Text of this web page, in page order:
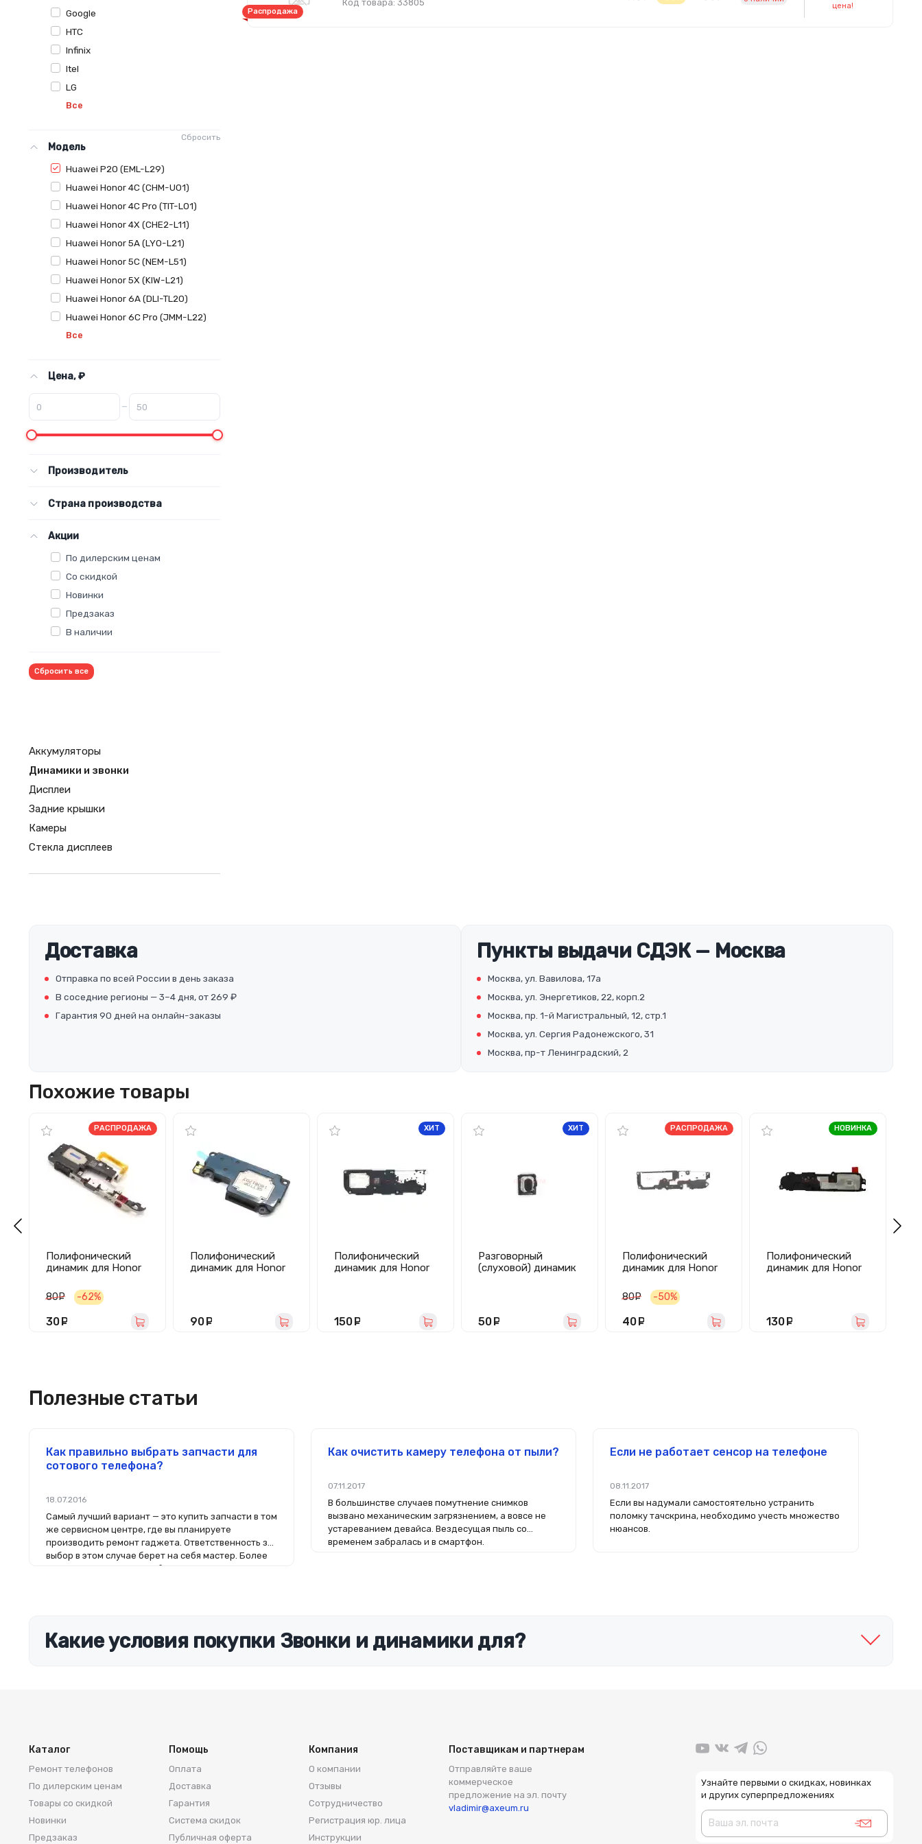
Google
HTC
Infinix
Itel
LG
Все
Сбросить
Модель
Huawei P20 (EML-L29)
Huawei Honor 4C (CHM-U01)
Huawei Honor 4C Pro (TIT-L01)
Huawei Honor 4X (CHE2-L11)
Huawei Honor 5A (LYO-L21)
Huawei Honor 5C (NEM-L51)
Huawei Honor 5X (KIW-L21)
Huawei Honor 6A (DLI-TL20)
Huawei Honor 6C Pro (JMM-L22)
Все
Цена, ₽
–
Производитель
Страна производства
Акции
По дилерским ценам
Со скидкой
Новинки
Предзаказ
В наличии
Сбросить все
Аккумуляторы
Динамики и звонки
Дисплеи
Задние крышки
Камеры
Стекла дисплеев
Код товара: 33805
Распродажа
цена!
Доставка
Отправка по всей России в день заказа
В соседние регионы — 3–4 дня, от 269 ₽
Гарантия 90 дней на онлайн-заказы
Пункты выдачи СДЭК — Москва
Москва, ул. Вавилова, 17а
Москва, ул. Энергетиков, 22, корп.2
Москва, пр. 1-й Магистральный, 12, стр.1
Москва, ул. Сергия Радонежского, 31
Москва, пр-т Ленинградский, 2
Похожие товары
Полифонический
динамик для Honor
РАСПРОДАЖА
80 руб.
-62%
30
Полифонический
динамик для Honor
90
Полифонический
динамик для Honor
ХИТ
150
Разговорный
(слуховой) динамик
9/Honor 9
Premium/P10/P10
ХИТ
50
Полифонический
динамик для Honor
РАСПРОДАЖА
80 руб.
-50%
40
Полифонический
динамик для Honor
НОВИНКА
130
Полезные статьи
Как правильно выбрать запчасти для
сотового телефона?
18.07.2016
Самый лучший вариант — это купить запчасти в том
же сервисном центре, где вы планируете
производить ремонт гаджета. Ответственность за
выбор в этом случае берет на себя мастер. Более
того, на комплектующие будет распространяться
сориентироваться в разъемах, элементах
крепления, электрических параметрах и прочих
Как очистить камеру телефона от пыли?
07.11.2017
В большинстве случаев помутнение снимков
вызвано механическим загрязнением, а вовсе не
устареванием девайса. Вездесущая пыль со
временем забралась и в смартфон.
Если не работает сенсор на телефоне
08.11.2017
Если вы надумали самостоятельно устранить
поломку тачскрина, необходимо учесть множество
нюансов.
Какие условия покупки Звонки и динамики для?
Каталог
Ремонт телефонов
По дилерским ценам
Товары со скидкой
Новинки
Предзаказ
Помощь
Оплата
Доставка
Гарантия
Система скидок
Публичная оферта
Компания
О компании
Отзывы
Сотрудничество
Регистрация юр. лица
Инструкции
Поставщикам и партнерам
Отправляйте ваше
коммерческое
предложение на эл. почту
vladimir@axeum.ru
Узнайте первыми о скидках, новинках
и других суперпредложениях